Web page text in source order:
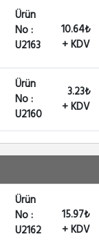
Ürün
No :
U2163
10.64₺
+ KDV
Ürün
No :
U2160
3.23₺
+ KDV
Ürün
U2164
+ KDV
Ürün
No :
U2162
15.97₺
+ KDV